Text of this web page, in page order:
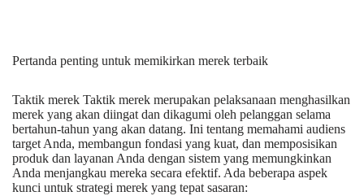
Pertanda penting untuk memikirkan merek terbaik
Taktik merek Taktik merek merupakan pelaksanaan menghasilkan
merek yang akan diingat dan dikagumi oleh pelanggan selama
bertahun-tahun yang akan datang. Ini tentang memahami audiens
target Anda, membangun fondasi yang kuat, dan memposisikan
produk dan layanan Anda dengan sistem yang memungkinkan
Anda menjangkau mereka secara efektif. Ada beberapa aspek
kunci untuk strategi merek yang tepat sasaran: